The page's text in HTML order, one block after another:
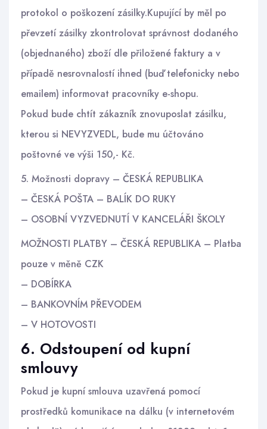
protokol o poškození zásilky.Kupující by měl po
převzetí zásilky zkontrolovat správnost dodaného
(objednaného) zboží dle přiložené faktury a v
případě nesrovnalostí ihned (buď telefonicky nebo
emailem) informovat pracovníky e-shopu.
Pokud bude chtít zákazník znovuposlat zásilku,
kterou si NEVYZVEDL, bude mu účtováno
poštovné ve výši 150,- Kč.
5. Možnosti dopravy – ČESKÁ REPUBLIKA
– ČESKÁ POŠTA – BALÍK DO RUKY
– OSOBNÍ VYZVEDNUTÍ V KANCELÁŘI ŠKOLY
MOŽNOSTI PLATBY – ČESKÁ REPUBLIKA – Platba
pouze v měně CZK
– DOBÍRKA
– BANKOVNÍM PŘEVODEM
– V HOTOVOSTI
6. Odstoupení od kupní
smlouvy
Pokud je kupní smlouva uzavřená pomocí
prostředků komunikace na dálku (v internetovém